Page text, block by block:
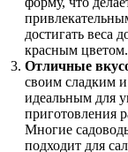
достигать веса
красным цветом.
Отличные
своим сладким
идеальным для
приготовления
Многие
подходит для